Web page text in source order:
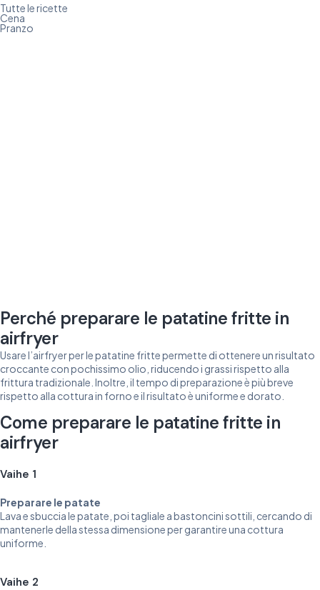
Tutte le ricette
Cena
Pranzo
Perché preparare le patatine fritte in
airfryer
Usare l’airfryer per le patatine fritte permette di ottenere un risultato
croccante con pochissimo olio, riducendo i grassi rispetto alla
frittura tradizionale. Inoltre, il tempo di preparazione è più breve
rispetto alla cottura in forno e il risultato è uniforme e dorato.
Come preparare le patatine fritte in
airfryer
Vaihe 1
Preparare le patate
Lava e sbuccia le patate, poi tagliale a bastoncini sottili, cercando di
mantenerle della stessa dimensione per garantire una cottura
uniforme.
Vaihe 2